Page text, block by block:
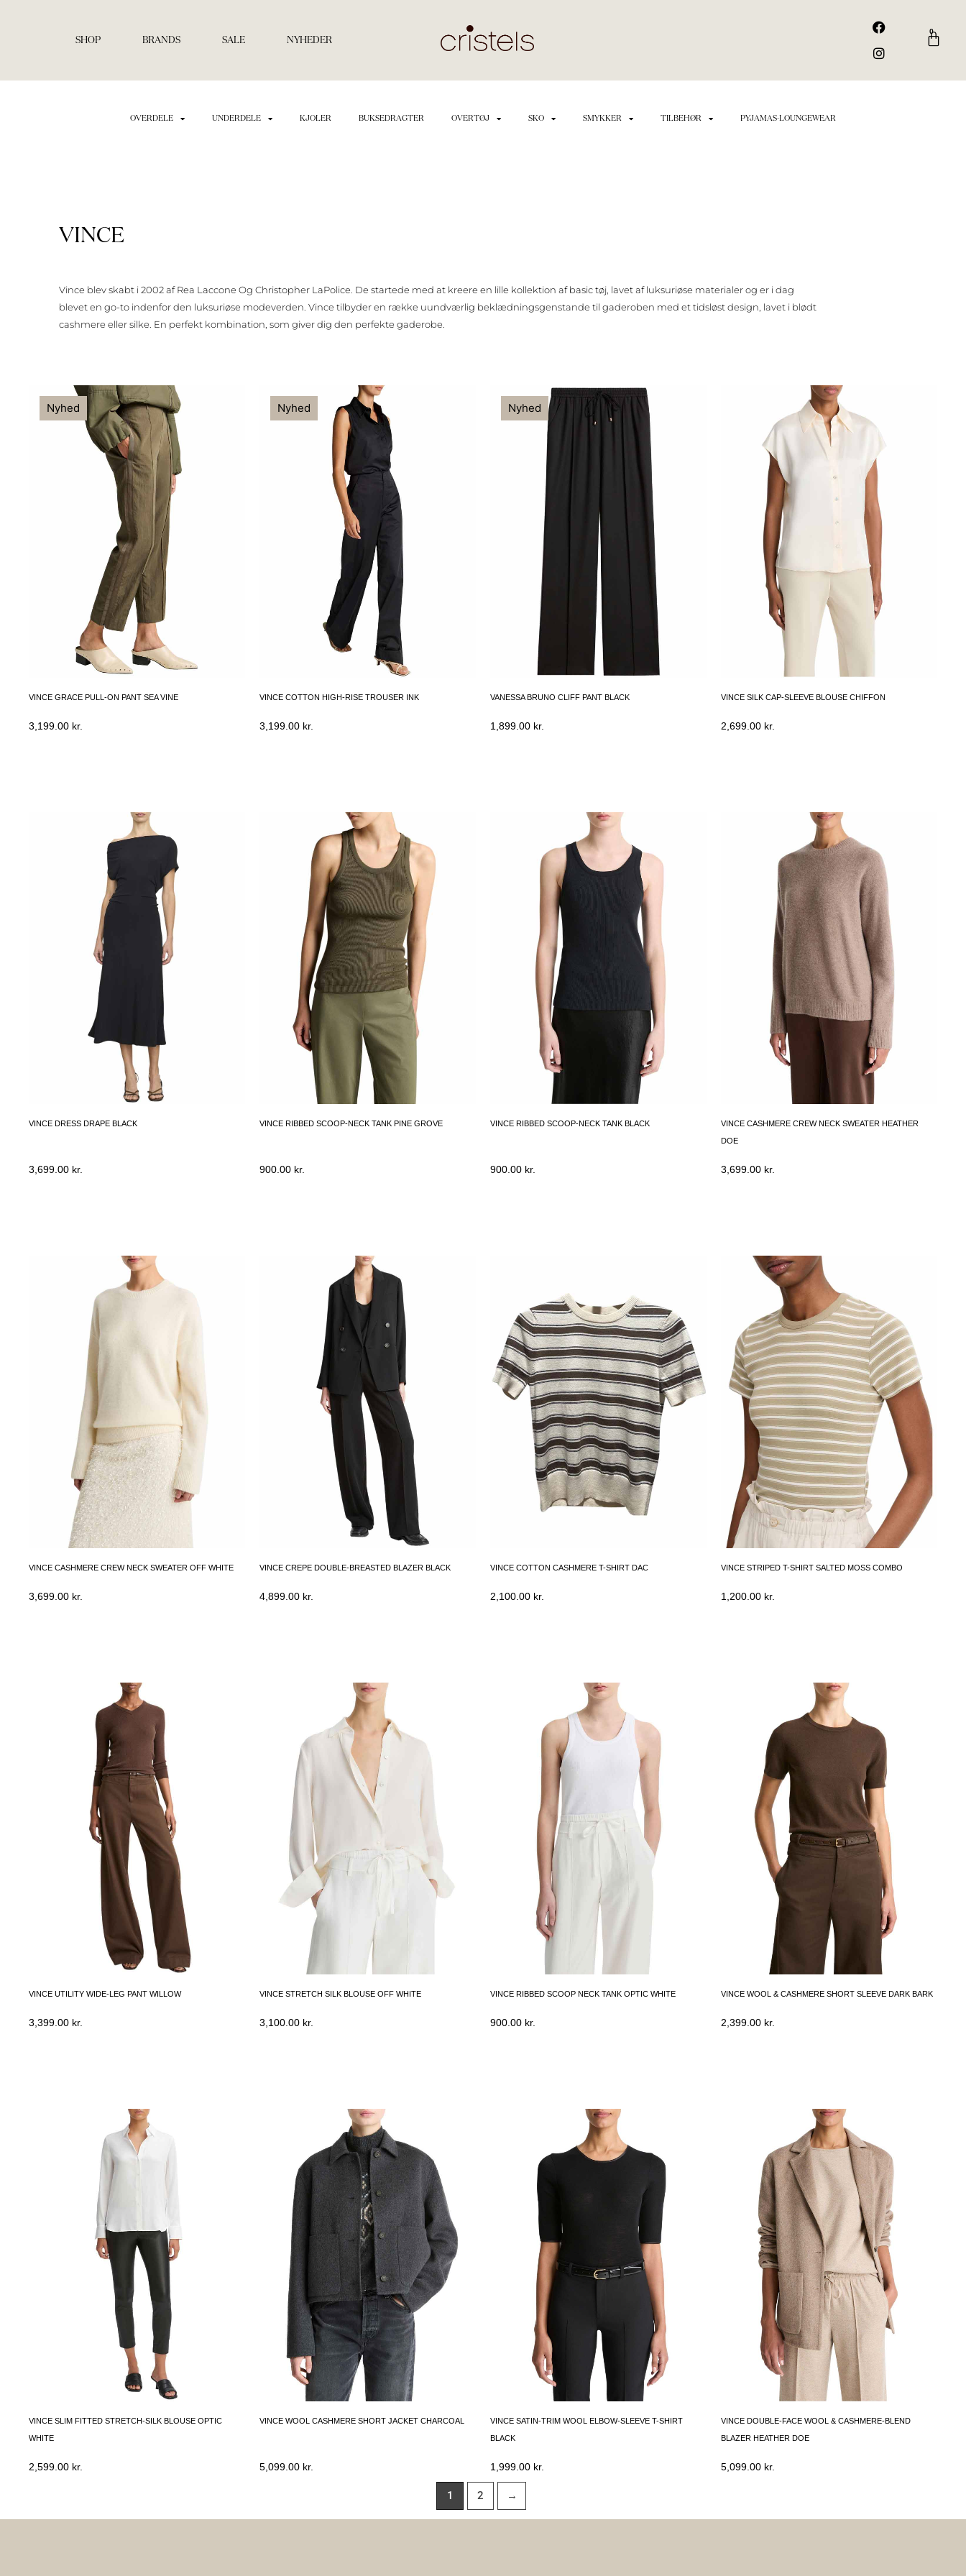
SHOP BRANDS SALE NYHEDER
F
a
c
e
o
I
n
s
t
g
0
Kurv
OVERDELE UNDERDELE KJOLER BUKSEDRAGTER OVERTØJ SKO SMYKKER TILBEHØR PYJAMAS-LOUNGEWEAR
VINCE
Vince blev skabt i 2002 af Rea Laccone Og Christopher LaPolice. De startede med at kreere en lille kollektion af basic tøj, lavet af luksuriøse materialer og er i dag
blevet en go-to indenfor den luksuriøse modeverden. Vince tilbyder en række uundværlig beklædningsgenstande til gaderoben med et tidsløst design, lavet i blødt
cashmere eller silke. En perfekt kombination, som giver dig den perfekte gaderobe.
Nyhed
VINCE GRACE PULL-ON PANT SEA VINE
3,199.00 kr.
Nyhed
VINCE COTTON HIGH-RISE TROUSER INK
3,199.00 kr.
Nyhed
VANESSA BRUNO CLIFF PANT BLACK
1,899.00 kr.
VINCE SILK CAP-SLEEVE BLOUSE CHIFFON
2,699.00 kr.
VINCE DRESS DRAPE BLACK
3,699.00 kr.
VINCE RIBBED SCOOP-NECK TANK PINE GROVE
900.00 kr.
VINCE RIBBED SCOOP-NECK TANK BLACK
900.00 kr.
VINCE CASHMERE CREW NECK SWEATER HEATHER
DOE
3,699.00 kr.
VINCE CASHMERE CREW NECK SWEATER OFF WHITE
3,699.00 kr.
VINCE CREPE DOUBLE-BREASTED BLAZER BLACK
4,899.00 kr.
VINCE COTTON CASHMERE T-SHIRT DAC
2,100.00 kr.
VINCE STRIPED T-SHIRT SALTED MOSS COMBO
1,200.00 kr.
VINCE UTILITY WIDE-LEG PANT WILLOW
3,399.00 kr.
VINCE STRETCH SILK BLOUSE OFF WHITE
3,100.00 kr.
VINCE RIBBED SCOOP NECK TANK OPTIC WHITE
900.00 kr.
VINCE WOOL & CASHMERE SHORT SLEEVE DARK BARK
2,399.00 kr.
VINCE SLIM FITTED STRETCH-SILK BLOUSE OPTIC
WHITE
2,599.00 kr.
VINCE WOOL CASHMERE SHORT JACKET CHARCOAL
5,099.00 kr.
VINCE SATIN-TRIM WOOL ELBOW-SLEEVE T-SHIRT
BLACK
1,999.00 kr.
VINCE DOUBLE-FACE WOOL & CASHMERE-BLEND
BLAZER HEATHER DOE
5,099.00 kr.
1 2 →